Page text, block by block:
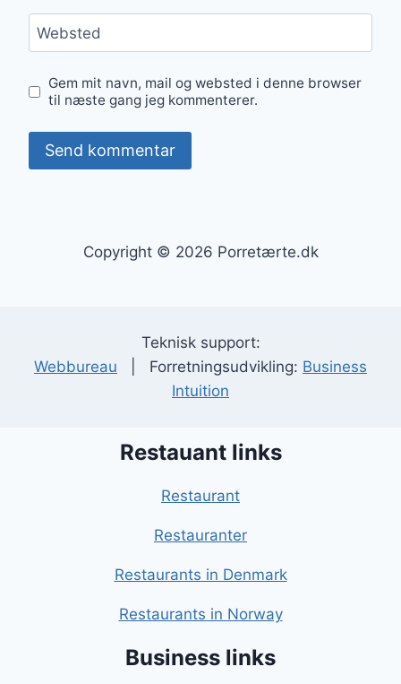
Websted
Gem mit navn, mail og websted i denne browser
til næste gang jeg kommenterer.
Copyright © 2026 Porretærte.dk
Teknisk support:
Webbureau | Forretningsudvikling: Business
Intuition
Restauant links
Restaurant
Restauranter
Restaurants in Denmark
Restaurants in Norway
Business links